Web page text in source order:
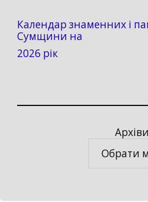
Календар знаменних і
Сумщини на
2026 рік
Архіви